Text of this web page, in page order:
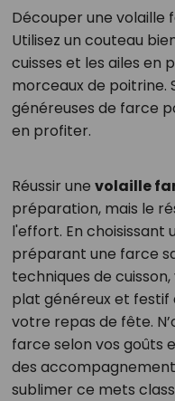
Découper une volaille
Utilisez un couteau
cuisses et les ailes en
morceaux de poitrine.
généreuses de farce
en profiter.
Réussir une volaille
préparation, mais le
l'effort. En choisissant
préparant une farce
techniques de
plat généreux et festif
votre repas de fête.
farce selon vos goûts
des
sublimer ce mets